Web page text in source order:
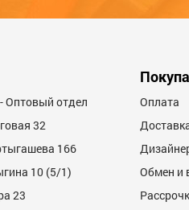
Оптовый отдел
32
166
10 (5/1)
23
Оплата
Обмен и